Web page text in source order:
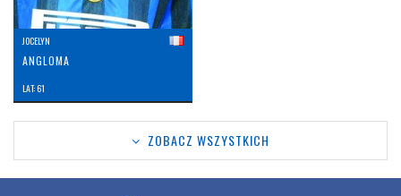
JOCELYN
ANGLOMA
LAT: 61
ZOBACZ WSZYSTKICH